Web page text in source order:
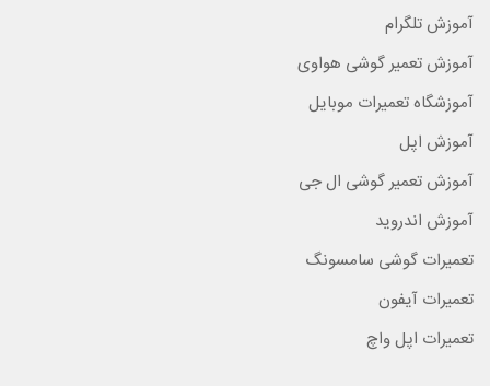
آموزش تلگرام
آموزش تعمیر گوشی هواوی
آموزشگاه تعمیرات موبایل
آموزش اپل
آموزش تعمیر گوشی ال جی
آموزش اندروید
تعمیرات گوشی سامسونگ
تعمیرات آیفون
تعمیرات اپل واچ